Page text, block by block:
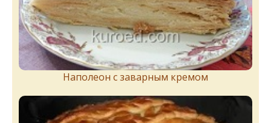
Наполеон с заварным кремом